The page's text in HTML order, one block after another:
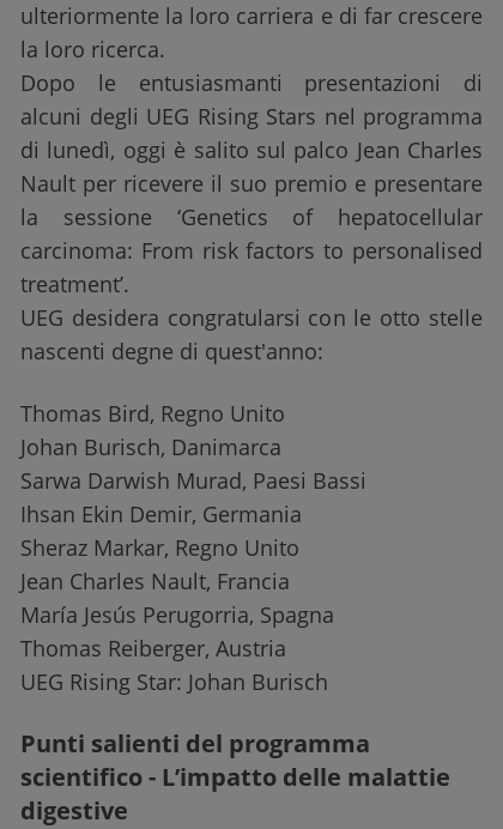
ulteriormente la loro carriera e di far crescere
la loro ricerca.
Dopo le entusiasmanti presentazioni di
alcuni degli UEG Rising Stars nel programma
di lunedì, oggi è salito sul palco Jean Charles
Nault per ricevere il suo premio e presentare
la sessione ‘Genetics of hepatocellular
carcinoma: From risk factors to personalised
treatment’.
UEG desidera congratularsi con le otto stelle
nascenti degne di quest'anno:
Thomas Bird, Regno Unito
Johan Burisch, Danimarca
Sarwa Darwish Murad, Paesi Bassi
Ihsan Ekin Demir, Germania
Sheraz Markar, Regno Unito
Jean Charles Nault, Francia
María Jesús Perugorria, Spagna
Thomas Reiberger, Austria
UEG Rising Star: Johan Burisch
Punti salienti del programma
scientifico - L’impatto delle malattie
digestive